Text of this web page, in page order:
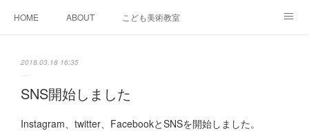
HOME ABOUT こども美術教室
bibu 規定
2018.03.18 16:35
SNS開始しました
Instagram、twitter、FacebookとSNSを開始しました。